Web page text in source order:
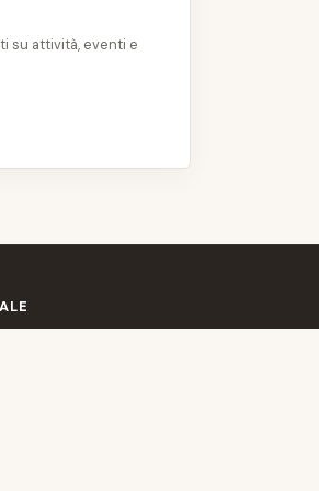
su attività, eventi e